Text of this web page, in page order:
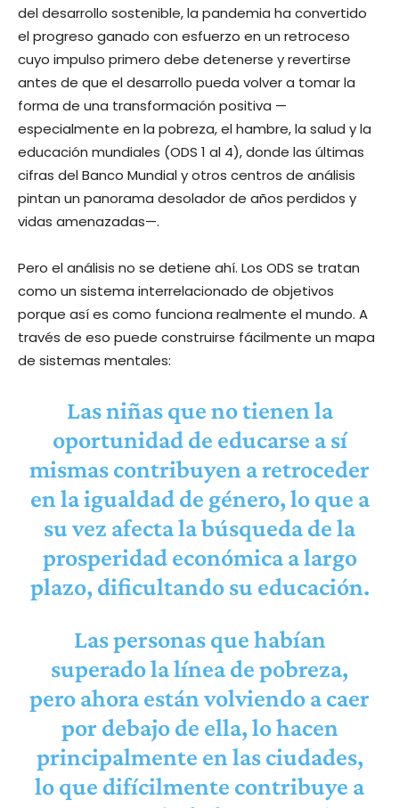
del desarrollo sostenible, la pandemia ha convertido
el progreso ganado con esfuerzo en un retroceso
cuyo impulso primero debe detenerse y revertirse
antes de que el desarrollo pueda volver a tomar la
forma de una transformación positiva —
especialmente en la pobreza, el hambre, la salud y la
educación mundiales (ODS 1 al 4), donde las últimas
cifras del Banco Mundial y otros centros de análisis
pintan un panorama desolador de años perdidos y
vidas amenazadas—.
Pero el análisis no se detiene ahí. Los ODS se tratan
como un sistema interrelacionado de objetivos
porque así es como funciona realmente el mundo. A
través de eso puede construirse fácilmente un mapa
de sistemas mentales:
Las niñas que no tienen la
oportunidad de educarse a sí
mismas contribuyen a retroceder
en la igualdad de género, lo que a
su vez afecta la búsqueda de la
prosperidad económica a largo
plazo, dificultando su educación.
Las personas que habían
superado la línea de pobreza,
pero ahora están volviendo a caer
por debajo de ella, lo hacen
principalmente en las ciudades,
lo que difícilmente contribuye a